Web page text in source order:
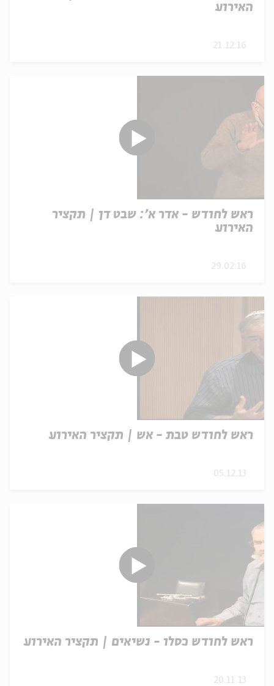
האירוע
21.12.16
ראש לחודש - אדר א': שבט דן | תקציר
האירוע
29.02.16
ראש לחודש טבת - אש | תקציר האירוע
05.12.13
ראש לחודש כסלו - נשיאים | תקציר האירוע
20.11.13